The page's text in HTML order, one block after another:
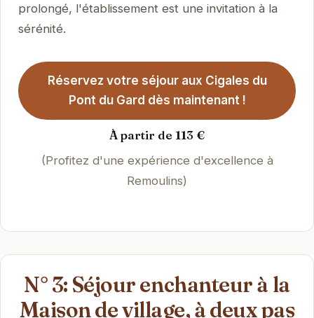
prolongé, l'établissement est une invitation à la
sérénité.
Réservez votre séjour aux Cigales du
Pont du Gard dès maintenant !
À partir de 113 €
(Profitez d'une expérience d'excellence à
Remoulins)
N° 3: Séjour enchanteur à la
Maison de village, à deux pas